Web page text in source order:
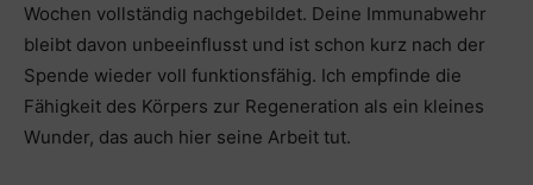
Wochen vollständig nachgebildet. Deine Immunabwehr
bleibt davon unbeeinflusst und ist schon kurz nach der
Spende wieder voll funktionsfähig. Ich empfinde die
Fähigkeit des Körpers zur Regeneration als ein kleines
Wunder, das auch hier seine Arbeit tut.